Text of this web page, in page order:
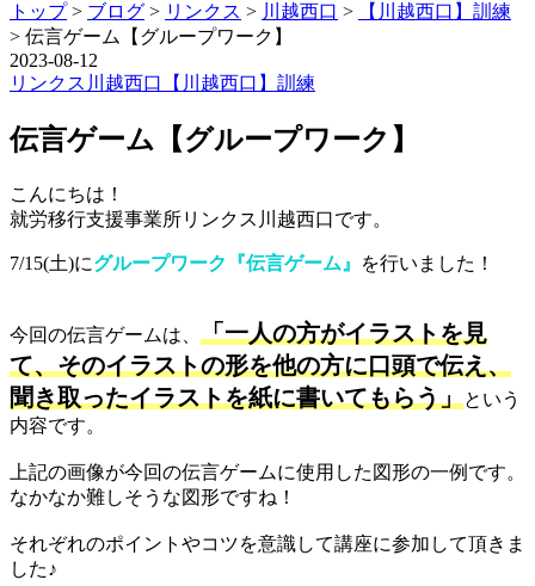
トップ> ブログ > リンクス > 川越西口 >
【川越西口】訓練
> 伝言ゲーム【グループワーク】
2023-08-12
リンクス 川越西口 【川越西口】訓練
伝言ゲーム【グループワーク】
こんにちは！
就労移行支援事業所リンクス川越西口です。
7/15(土)にグループワーク『伝言ゲーム』 を行いました！
今回の伝言ゲームは、 「一人の方がイラストを見
て、そのイラストの形を他の方に口頭で伝え、
聞き取ったイラストを紙に書いてもらう」という
内容です。
上記の画像が今回の伝言ゲームに使用した図形の一例です。
なかなか難しそうな図形ですね！
それぞれのポイントやコツを意識して講座に参加して頂きま
した♪